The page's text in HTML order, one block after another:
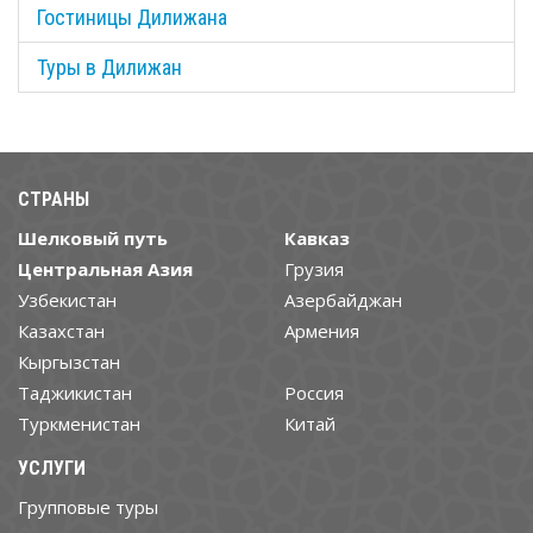
Гостиницы Дилижана
Туры в Дилижан
СТРАНЫ
Шелковый путь
Центральная Азия
Узбекистан
Казахстан
Кыргызстан
Таджикистан
Туркменистан
Кавказ
Грузия
Азербайджан
Армения
Россия
Китай
УСЛУГИ
Групповые туры